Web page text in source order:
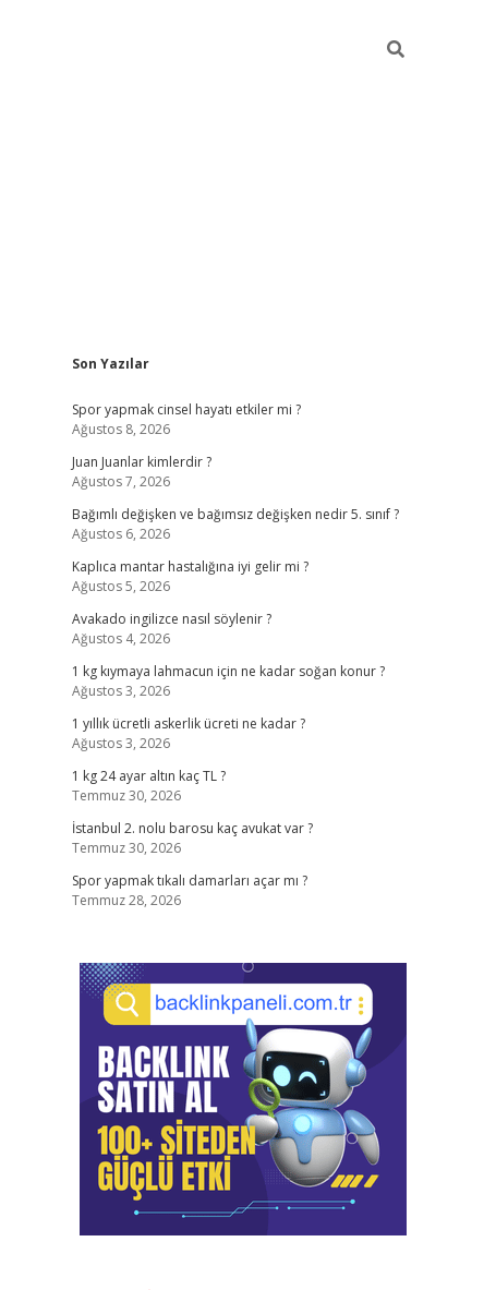
Sidebar
Son Yazılar
Spor yapmak cinsel hayatı etkiler mi ?
Ağustos 8, 2026
Juan Juanlar kimlerdir ?
Ağustos 7, 2026
Bağımlı değişken ve bağımsız değişken nedir 5. sınıf ?
Ağustos 6, 2026
Kaplıca mantar hastalığına iyi gelir mi ?
Ağustos 5, 2026
Avakado ingilizce nasıl söylenir ?
Ağustos 4, 2026
1 kg kıymaya lahmacun için ne kadar soğan konur ?
Ağustos 3, 2026
1 yıllık ücretli askerlik ücreti ne kadar ?
Ağustos 3, 2026
1 kg 24 ayar altın kaç TL ?
Temmuz 30, 2026
İstanbul 2. nolu barosu kaç avukat var ?
Temmuz 30, 2026
Spor yapmak tıkalı damarları açar mı ?
Temmuz 28, 2026